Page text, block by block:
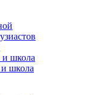
школа
школа